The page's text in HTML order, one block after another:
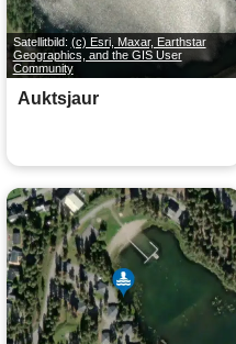
Satellitbild: (c) Esri, Maxar, Earthstar
Geographics, and the GIS User
Community
Auktsjaur